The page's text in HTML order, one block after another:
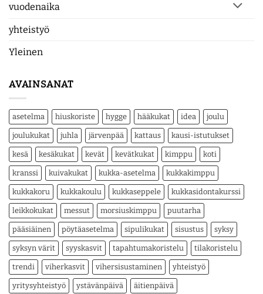
vuodenaika
yhteistyö
Yleinen
AVAINSANAT
asetelma hiuskoriste hygge hääkukat idea joulu
joulukukat juhla järvenpää kattaus kausi-istutukset
kesä kesäkukat kevät kevätkukat kimppu koti
kranssi kuivakukat kukka-asetelma kukkakimppu
kukkakoru kukkakoulu kukkaseppele kukkasidontakurssi
leikkokukat messut morsiuskimppu puutarha
pääsiäinen pöytäasetelma sipulikukat sisustus syksy
syksyn värit syyskasvit tapahtumakoristelu tilakoristelu
trendi viherkasvit vihersisustaminen yhteistyö
yritysyhteistyö ystävänpäivä äitienpäivä